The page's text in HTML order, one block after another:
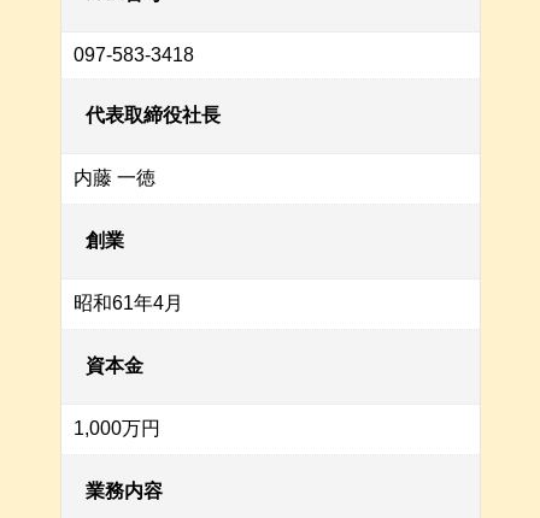
097-583-3418
代表取締役社長
内藤 一徳
創業
昭和61年4月
資本金
1,000万円
業務内容